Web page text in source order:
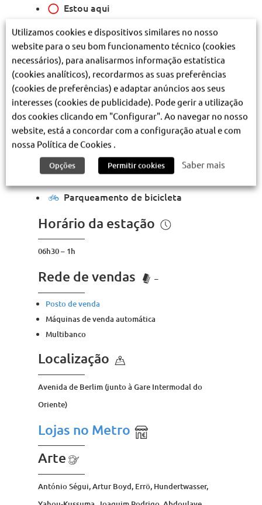
Estou aqui
Mobilidade reduzida
Rampa de acesso ao comboio
Escadas rolantes
Elevador Cais / Átrio
Elevador Átrio / Rua
Instalações sanitárias
Autocarro705 – 708 – 725 – 728 – 744 – 750
– 759 – 782 – 794 – 26B
Comboio (CP)Linhas de Sintra, Azambuja e
Parqueamento de bicicleta
Horário da estação
06h30 – 1h
Rede de vendas –
Posto de venda
Máquinas de venda automática
Multibanco
Localização
Avenida de Berlim (junto à Gare Intermodal do
Oriente)
Lojas no Metro
Arte
António Ségui, Artur Boyd, Errö, Hundertwasser,
Utilizamos cookies e dispositivos similares no nosso
website para o seu bom funcionamento técnico (cookies
necessários), para analisarmos informação estatística
(cookies analíticos), recordarmos as suas preferências
(cookies de preferências) e adaptar anúncios aos seus
interesses (cookies de publicidade). Pode gerir a utilização
dos cookies clicando em "Configurar". Ao navegar no nosso
website, está a concordar com a configuração atual e com
nossa Política de Cookies .
Opções Permitir cookies Saber mais